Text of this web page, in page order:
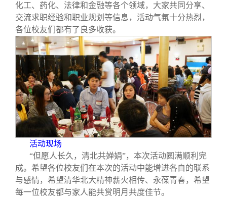
化工、药化、法律和金融等各个领域，大家共同分享、
交流求职经验和职业规划等信息，活动气氛十分热烈，
各位校友们都有了良多收获。
活动现场
“但愿人长久，清北共婵娟”，本次活动圆满顺利完
成。希望各位校友们在本次的活动中能增进各自的联系
与感情，希望清华北大精神薪火相传、永葆青春，希望
每一位校友都与家人能共赏明月共度佳节。